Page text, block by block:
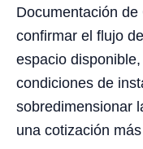
Documentación
confirmar el flujo
espacio
condiciones de
sobredimensionar
una cotización